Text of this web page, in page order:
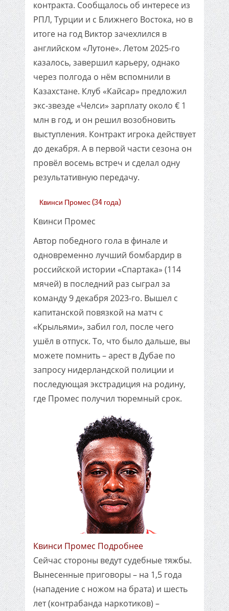
контракта. Сообщалось об интересе из
РПЛ, Турции и с Ближнего Востока, но в
итоге на год Виктор зачехлился в
английском «Лутоне». Летом 2025-го
казалось, завершил карьеру, однако
через полгода о нём вспомнили в
Казахстане. Клуб «Кайсар» предложил
экс-звезде «Челси» зарплату около € 1
млн в год, и он решил возобновить
выступления. Контракт игрока действует
до декабря. А в первой части сезона он
провёл восемь встреч и сделал одну
результативную передачу.
Квинси Промес (34 года)
Квинси Промес
Автор победного гола в финале и
одновременно лучший бомбардир в
российской истории «Спартака» (114
мячей) в последний раз сыграл за
команду 9 декабря 2023-го. Вышел с
капитанской повязкой на матч с
«Крыльями», забил гол, после чего
ушёл в отпуск. То, что было дальше, вы
можете помнить – арест в Дубае по
запросу нидерландской полиции и
последующая экстрадиция на родину,
где Промес получил тюремный срок.
Квинси Промес Подробнее
Сейчас стороны ведут судебные тяжбы.
Вынесенные приговоры – на 1,5 года
(нападение с ножом на брата) и шесть
лет (контрабанда наркотиков) –